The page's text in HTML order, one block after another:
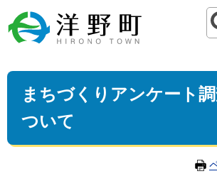
まちづくりアンケート
ついて